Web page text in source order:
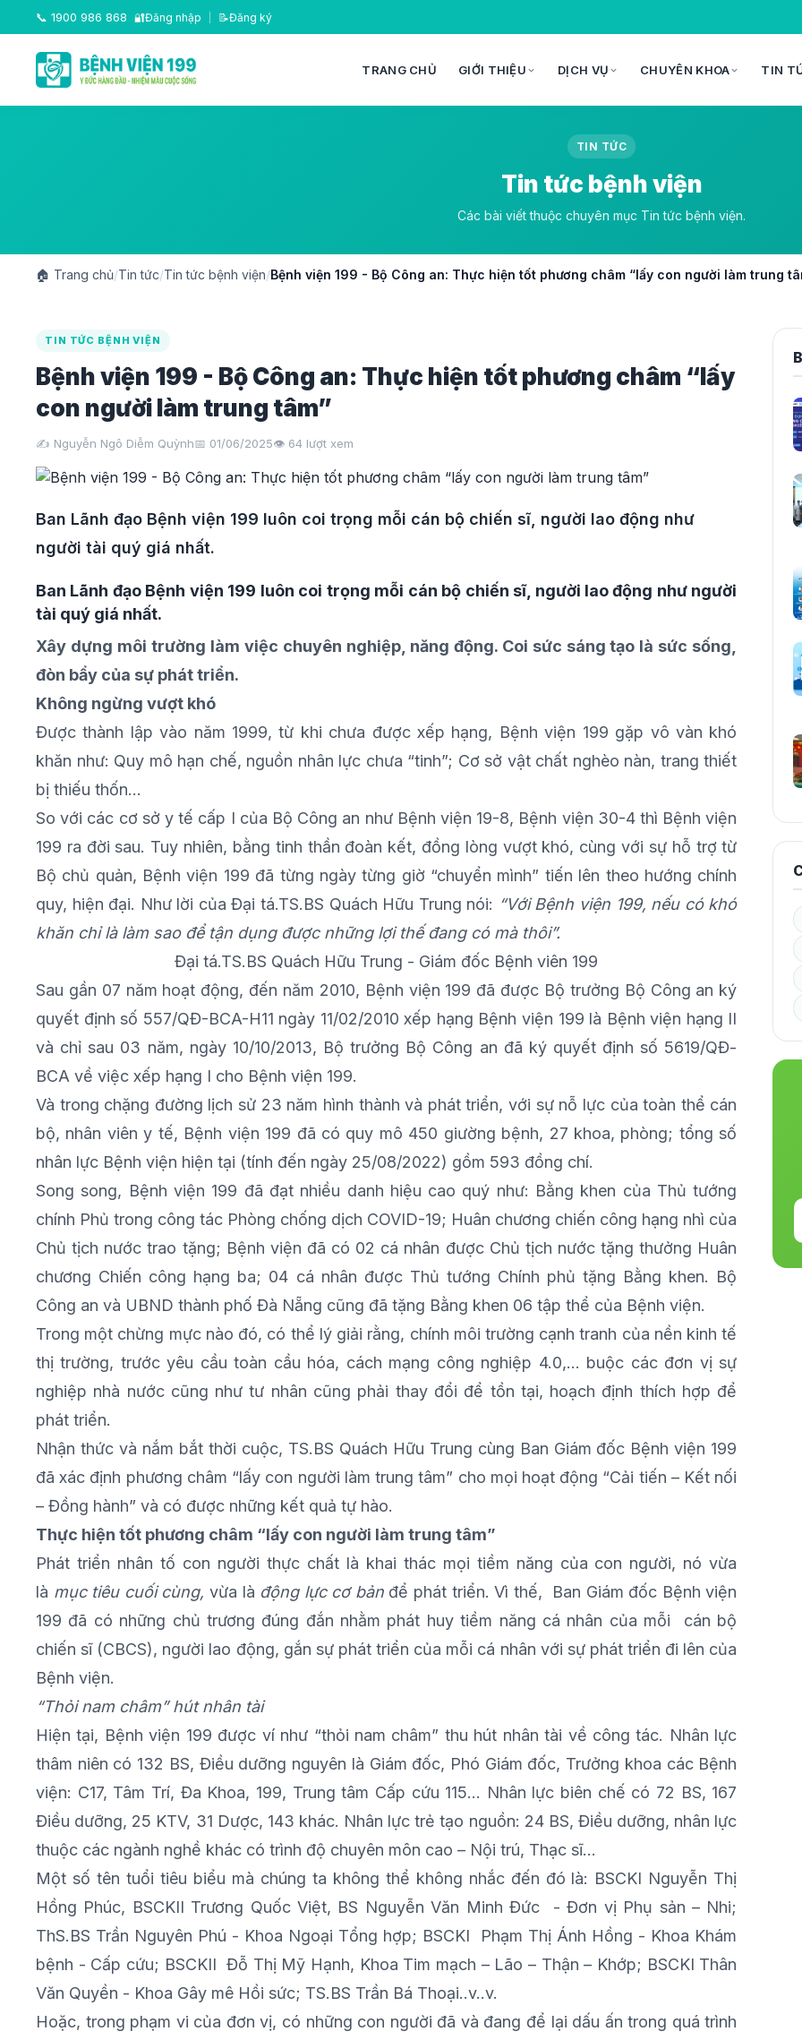
📞 1900 986 868 🔐Đăng nhập 📝Đăng ký
TRANG CHỦ GIỚI THIỆU DỊCH VỤ CHUYÊN KHOA TIN
TIN TỨC
Tin tức bệnh viện
Các bài viết thuộc chuyên mục Tin tức bệnh viện.
🏠 Trang chủ/Tin tức/Tin tức bệnh viện/Bệnh viện 199 - Bộ Công an: Thực hiện tốt phương châm “lấy con người làm trung
TIN TỨC BỆNH VIỆN
Bệnh viện 199 - Bộ Công an: Thực hiện tốt phương châm “lấy
con người làm trung tâm”
✍️ Nguyễn Ngô Diễm Quỳnh📅 01/06/2025👁️ 64 lượt xem
Ban Lãnh đạo Bệnh viện 199 luôn coi trọng mỗi cán bộ chiến sĩ, người lao động như
người tài quý giá nhất.
Ban Lãnh đạo Bệnh viện 199 luôn coi trọng mỗi cán bộ chiến sĩ, người lao động như người
tài quý giá nhất.
Xây dựng môi trường làm việc chuyên nghiệp, năng động. Coi sức sáng tạo là sức sống,
đòn bẩy của sự phát triển.
Không ngừng vượt khó
Được thành lập vào năm 1999, từ khi chưa được xếp hạng, Bệnh viện 199 gặp vô vàn khó
khăn như: Quy mô hạn chế, nguồn nhân lực chưa “tinh”; Cơ sở vật chất nghèo nàn, trang thiết
bị thiếu thốn...
So với các cơ sở y tế cấp I của Bộ Công an như Bệnh viện 19-8, Bệnh viện 30-4 thì Bệnh viện
199 ra đời sau. Tuy nhiên, bằng tinh thần đoàn kết, đồng lòng vượt khó, cùng với sự hỗ trợ từ
Bộ chủ quản, Bệnh viện 199 đã từng ngày từng giờ “chuyển mình” tiến lên theo hướng chính
quy, hiện đại. Như lời của Đại tá.TS.BS Quách Hữu Trung nói: “Với Bệnh viện 199, nếu có khó
khăn chỉ là làm sao để tận dụng được những lợi thế đang có mà thôi”.
Đại tá.TS.BS Quách Hữu Trung - Giám đốc Bệnh viên 199
Sau gần 07 năm hoạt động, đến năm 2010, Bệnh viện 199 đã được Bộ trưởng Bộ Công an ký
quyết định số 557/QĐ-BCA-H11 ngày 11/02/2010 xếp hạng Bệnh viện 199 là Bệnh viện hạng II
và chỉ sau 03 năm, ngày 10/10/2013, Bộ trưởng Bộ Công an đã ký quyết định số 5619/QĐ-
BCA về việc xếp hạng I cho Bệnh viện 199.
Và trong chặng đường lịch sử 23 năm hình thành và phát triển, với sự nỗ lực của toàn thể cán
bộ, nhân viên y tế, Bệnh viện 199 đã có quy mô 450 giường bệnh, 27 khoa, phòng; tổng số
nhân lực Bệnh viện hiện tại (tính đến ngày 25/08/2022) gồm 593 đồng chí.
Song song, Bệnh viện 199 đã đạt nhiều danh hiệu cao quý như: Bằng khen của Thủ tướng
chính Phủ trong công tác Phòng chống dịch COVID-19; Huân chương chiến công hạng nhì của
Chủ tịch nước trao tặng; Bệnh viện đã có 02 cá nhân được Chủ tịch nước tặng thưởng Huân
chương Chiến công hạng ba; 04 cá nhân được Thủ tướng Chính phủ tặng Bằng khen. Bộ
Công an và UBND thành phố Đà Nẵng cũng đã tặng Bằng khen 06 tập thể của Bệnh viện.
Trong một chừng mực nào đó, có thể lý giải rằng, chính môi trường cạnh tranh của nền kinh tế
thị trường, trước yêu cầu toàn cầu hóa, cách mạng công nghiệp 4.0,… buộc các đơn vị sự
nghiệp nhà nước cũng như tư nhân cũng phải thay đổi để tồn tại, hoạch định thích hợp để
phát triển.
Nhận thức và nắm bắt thời cuộc, TS.BS Quách Hữu Trung cùng Ban Giám đốc Bệnh viện 199
đã xác định phương châm “lấy con người làm trung tâm” cho mọi hoạt động “Cải tiến – Kết nối
– Đồng hành” và có được những kết quả tự hào.
Thực hiện tốt phương châm “lấy con người làm trung tâm”
Phát triển nhân tố con người thực chất là khai thác mọi tiềm năng của con người, nó vừa
là mục tiêu cuối cùng, vừa là động lực cơ bảnđể phát triển. Vì thế, Ban Giám đốc Bệnh viện
199 đã có những chủ trương đúng đắn nhằm phát huy tiềm năng cá nhân của mỗi cán bộ
chiến sĩ (CBCS), người lao động, gắn sự phát triển của mỗi cá nhân với sự phát triển đi lên của
Bệnh viện.
“Thỏi nam châm” hút nhân tài
Hiện tại, Bệnh viện 199 được ví như “thỏi nam châm” thu hút nhân tài về công tác. Nhân lực
thâm niên có 132 BS, Điều dưỡng nguyên là Giám đốc, Phó Giám đốc, Trưởng khoa các Bệnh
viện: C17, Tâm Trí, Đa Khoa, 199, Trung tâm Cấp cứu 115… Nhân lực biên chế có 72 BS, 167
Điều dưỡng, 25 KTV, 31 Dược, 143 khác. Nhân lực trẻ tạo nguồn: 24 BS, Điều dưỡng, nhân lực
thuộc các ngành nghề khác có trình độ chuyên môn cao – Nội trú, Thạc sĩ...
Một số tên tuổi tiêu biểu mà chúng ta không thể không nhắc đến đó là: BSCKI Nguyễn Thị
Hồng Phúc, BSCKII Trương Quốc Việt, BS Nguyễn Văn Minh Đức - Đơn vị Phụ sản – Nhi;
ThS.BS Trần Nguyên Phú - Khoa Ngoại Tổng hợp; BSCKI Phạm Thị Ánh Hồng - Khoa Khám
bệnh - Cấp cứu; BSCKII Đỗ Thị Mỹ Hạnh, Khoa Tim mạch – Lão – Thận – Khớp; BSCKI Thân
Văn Quyền - Khoa Gây mê Hồi sức; TS.BS Trần Bá Thoại..v..v.
Hoặc, trong phạm vi của đơn vị, có những con người đã và đang để lại dấu ấn trong quá trình